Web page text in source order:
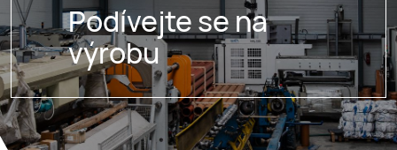
Podívejte se na
výrobu